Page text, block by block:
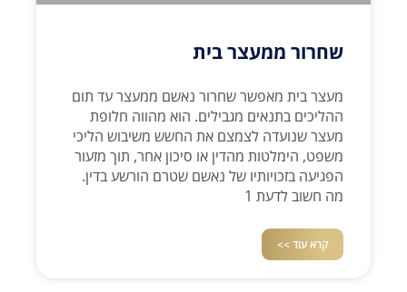
שחרור ממעצר בית
מעצר בית מאפשר שחרור נאשם ממעצר עד תום
ההליכים בתנאים מגבילים. הוא מהווה חלופת
מעצר שנועדה לצמצם את החשש משיבוש הליכי
משפט, הימלטות מהדין או סיכון אחר, תוך מזעור
הפגיעה בזכויותיו של נאשם שטרם הורשע בדין.
מה חשוב לדעת 1
קרא עוד >>